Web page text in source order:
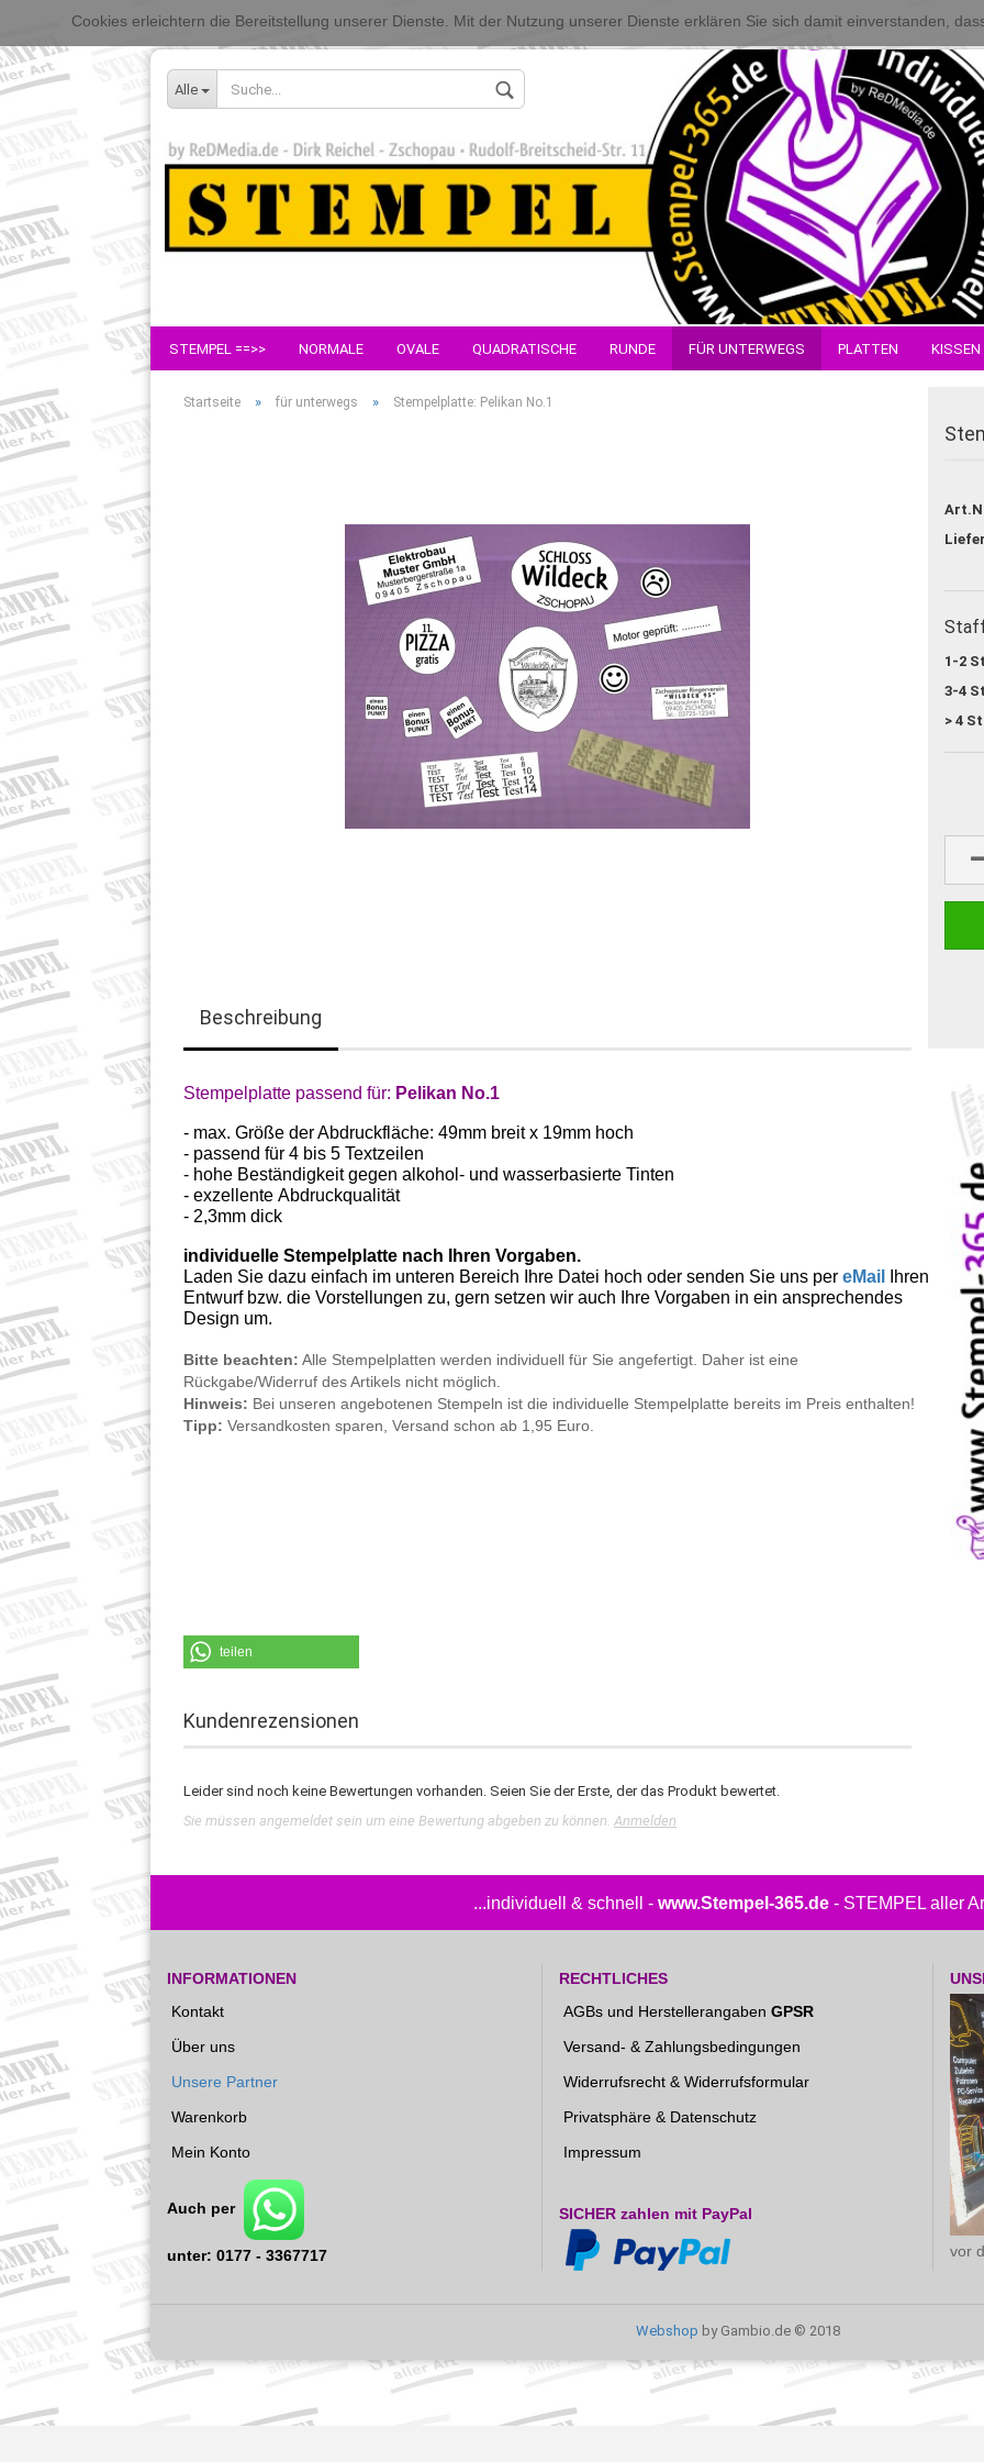
Passwort
Alle
Cookies erleichtern die Bereitstellung unserer Dienste. Mit der Nutzung unserer Dienste erklären Sie sich damit einverstanden,
STEMPEL ==>> NORMALE OVALE QUADRATISCHE RUNDE FÜR UNTERWEGS PLATTEN KISSEN
Startseite » für unterwegs » Stempelplatte: Pelikan No.1
1-2
3-4
> 4
Beschreibung
Stempelplatte passend für: Pelikan No.1
- max. Größe der Abdruckfläche: 49mm breit x 19mm hoch
- passend für 4 bis 5 Textzeilen
- hohe Beständigkeit gegen alkohol- und wasserbasierte Tinten
- exzellente Abdruckqualität
- 2,3mm dick
individuelle Stempelplatte nach Ihren Vorgaben.
Laden Sie dazu einfach im unteren Bereich Ihre Datei hoch oder senden Sie uns per eMail
Ihren
Entwurf bzw. die Vorstellungen zu, gern setzen wir auch Ihre Vorgaben in ein ansprechendes
Design um.
Bitte beachten: Alle Stempelplatten werden individuell für Sie angefertigt. Daher ist eine
Rückgabe/Widerruf des Artikels nicht möglich.
Hinweis: Bei unseren angebotenen Stempeln ist die individuelle Stempelplatte bereits im Preis enthalten!
Tipp: Versandkosten sparen, Versand schon ab 1,95 Euro.
teilen
Kundenrezensionen
Leider sind noch keine Bewertungen vorhanden. Seien Sie der Erste, der das Produkt bewertet.
Sie müssen angemeldet sein um eine Bewertung abgeben zu können. Anmelden
...individuell & schnell - www.Stempel-365.de - STEMPEL aller
INFORMATIONEN
Kontakt
Über uns
Unsere Partner
Warenkorb
Mein Konto
Auch per
unter: 0177 - 3367717
RECHTLICHES
AGBs und Herstellerangaben GPSR
Versand- & Zahlungsbedingungen
Widerrufsrecht & Widerrufsformular
Privatsphäre & Datenschutz
Impressum
SICHER zahlen mit PayPal
vor
Webshop by Gambio.de © 2018